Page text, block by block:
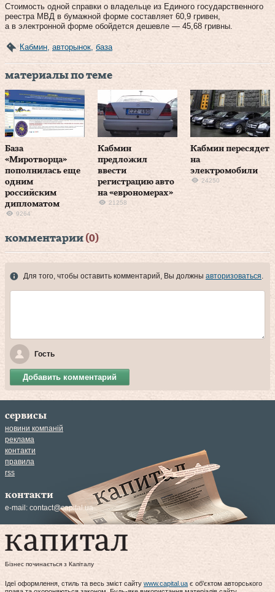
Стоимость одной справки о владельце из Единого государственного
реестра МВД в бумажной форме составляет 60,9 гривен,
а в электронной форме обойдется дешевле — 45,68 гривны.
Кабмин авторынок база
материалы по теме
База
«Миротворца»
пополнилась еще
одним
российским
дипломатом
9264
Кабмин
предложил
ввести
регистрацию авто
на «еврономерах»
21258
Кабмин пересядет
на
электромобили
24250
комментарии (0)
Для того, чтобы оставить комментарий, Вы должны авторизоваться.
Гость
Добавить комментарий
сервисы
новини компаній
реклама
контакти
правила
rss
контакти
e-mail: contact@capital.ua
Бізнес починається з Капіталу
Ідеї оформлення, стиль та весь зміст сайту www.capital.uaє об'єктом авторського